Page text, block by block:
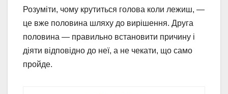
Розуміти, чому крутиться голова коли лежиш, —
це вже половина шляху до вирішення. Друга
половина — правильно встановити причину і
діяти відповідно до неї, а не чекати, що само
пройде.